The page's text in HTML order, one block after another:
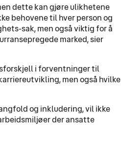
dette kan gjøre ulikhetene
behovene til hver person og
sak, men også viktig for å
marked, sier
i forventninger til
men også hvilke
og inkludering, vil ikke
der ansatte